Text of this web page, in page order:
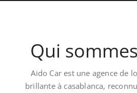
Qui
Aido Car est une agence de
brillante à casablanca,